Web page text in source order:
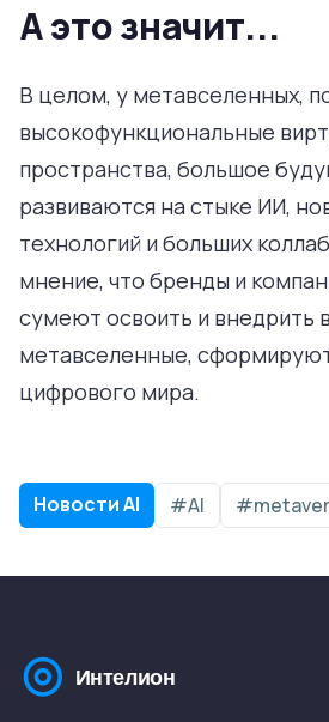
А это значит...
В целом, у метавселенных,
высокофункциональные
пространства, большое
развиваются на стыке ИИ,
технологий и больших
мнение, что бренды и
сумеют освоить и внедрить
метавселенные,
цифрового мира.
Новости AI #AI